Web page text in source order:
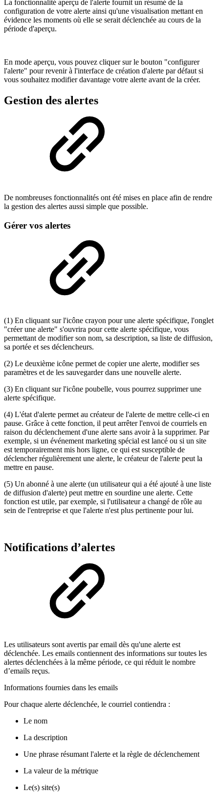
La fonctionnalité aperçu de l'alerte fournit un résumé de la
configuration de votre alerte ainsi qu'une visualisation mettant en
évidence les moments où elle se serait déclenchée au cours de la
période d'aperçu.
En mode aperçu, vous pouvez cliquer sur le bouton "configurer
l'alerte" pour revenir à l'interface de création d'alerte par défaut si
vous souhaitez modifier davantage votre alerte avant de la créer.
Gestion des alertes
De nombreuses fonctionnalités ont été mises en place afin de rendre
la gestion des alertes aussi simple que possible.
Gérer vos alertes
(1) En cliquant sur l'icône crayon pour une alerte spécifique, l'onglet
"créer une alerte" s'ouvrira pour cette alerte spécifique, vous
permettant de modifier son nom, sa description, sa liste de diffusion,
sa portée et ses déclencheurs.
(2) Le deuxième icône permet de copier une alerte, modifier ses
paramètres et de les sauvegarder dans une nouvelle alerte.
(3) En cliquant sur l'icône poubelle, vous pourrez supprimer une
alerte spécifique.
(4) L'état d'alerte permet au créateur de l'alerte de mettre celle-ci en
pause. Grâce à cette fonction, il peut arrêter l'envoi de courriels en
raison du déclenchement d'une alerte sans avoir à la supprimer. Par
exemple, si un événement marketing spécial est lancé ou si un site
est temporairement mis hors ligne, ce qui est susceptible de
déclencher régulièrement une alerte, le créateur de l'alerte peut la
mettre en pause.
(5) Un abonné à une alerte (un utilisateur qui a été ajouté à une liste
de diffusion d'alerte) peut mettre en sourdine une alerte. Cette
fonction est utile, par exemple, si l'utilisateur a changé de rôle au
sein de l'entreprise et que l'alerte n'est plus pertinente pour lui.
Notifications d’alertes
Les utilisateurs sont avertis par email dès qu'une alerte est
déclenchée. Les emails contiennent des informations sur toutes les
alertes déclenchées à la même période, ce qui réduit le nombre
d’emails reçus.
Informations fournies dans les emails
Pour chaque alerte déclenchée, le courriel contiendra :
Le nom
La description
Une phrase résumant l'alerte et la règle de déclenchement
La valeur de la métrique
Le(s) site(s)